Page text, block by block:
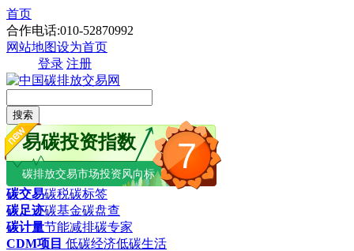
首页
合作电话:010-52870992
网站地图设为首页
登录 注册
搜索
7
易碳投资指数
碳排放交易市场投资风向标
碳交易碳税碳标签
碳足迹碳基金碳盘查
碳计量节能减排碳专家
CDM项目 低碳经济低碳生活